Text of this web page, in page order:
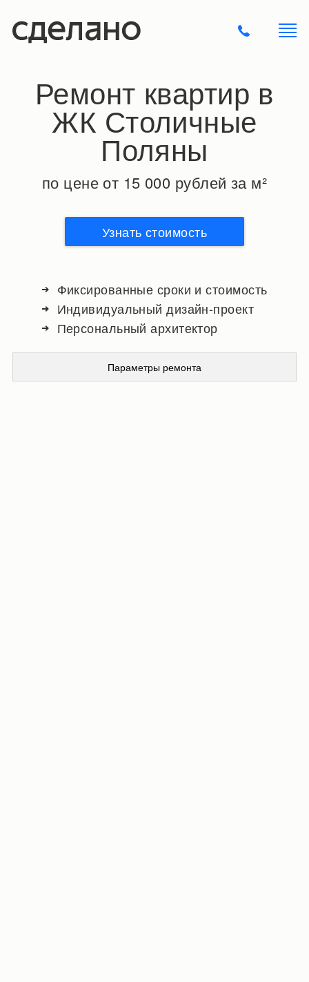
Ремонт квартир в
ЖК Столичные
Поляны
по цене от 15 000 рублей за м²
Узнать стоимость
Фиксированные сроки и стоимость
Индивидуальный дизайн-проект
Персональный архитектор
Параметры ремонта